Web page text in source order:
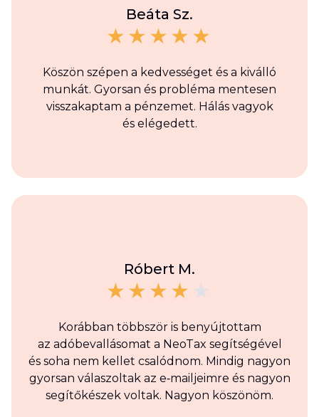
Beáta Sz.
Köszön szépen a kedvességet és a kiválló
munkát. Gyorsan és probléma mentesen
visszakaptam a pénzemet. Hálás vagyok
és elégedett.
Róbert M.
Korábban többször is benyújtottam
az adóbevallásomat a NeoTax segítségével
és soha nem kellet csalódnom. Mindig nagyon
gyorsan válaszoltak az e‑mailjeimre és nagyon
segítőkészek voltak. Nagyon köszönöm.